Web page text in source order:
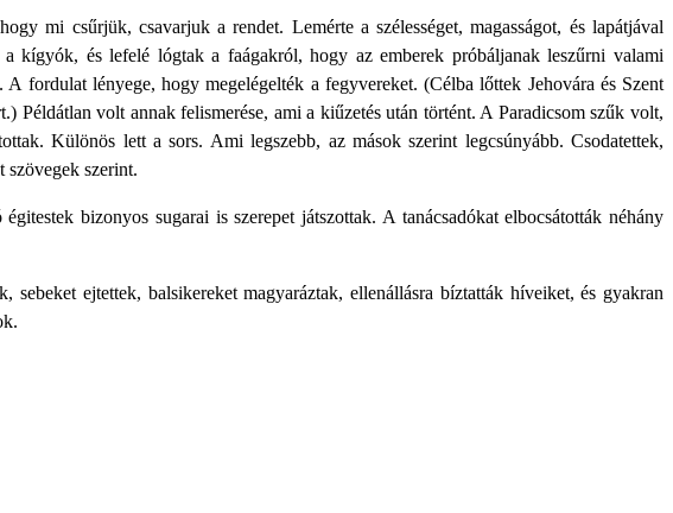
mi csűrjük, csavarjuk a rendet. Lemérte a szélességet, magasságot, és lapátjával
kígyók, és lefelé lógtak a faágakról, hogy az emberek próbáljanak leszűrni valami
fordulat lényege, hogy megelégelték a fegyvereket. (Célba lőttek Jehovára és Szent
Példátlan volt annak felismerése, ami a kiűzetés után történt. A Paradicsom szűk volt,
Különös lett a sors. Ami legszebb, az mások szerint legcsúnyább. Csodatettek,
szövegek szerint.
bizonyos sugarai is szerepet játszottak. A tanácsadókat elbocsátották néhány
sebeket ejtettek, balsikereket magyaráztak, ellenállásra bíztatták híveiket, és gyakran